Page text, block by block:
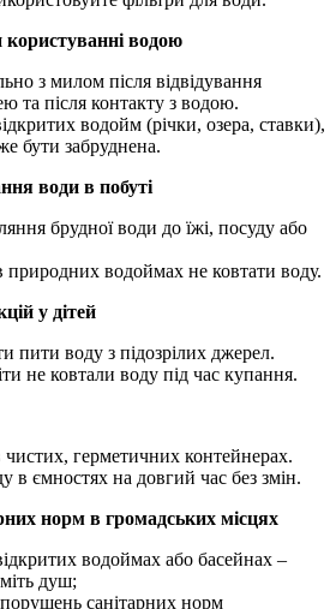
користуванні водою
з милом після відвідування
та після контакту з водою.
водойм (річки, озера, ставки),
бути забруднена.
води в побуті
брудної води до їжі, посуду або
природних водоймах не ковтати воду.
у дітей
пити воду з підозрілих джерел.
не ковтали воду під час купання.
чистих, герметичних контейнерах.
в ємностях на довгий час без змін.
норм в громадських місцях
водоймах або басейнах –
душ;
санітарних норм